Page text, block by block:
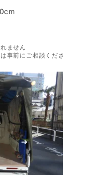
ません
事前にご相談くださ